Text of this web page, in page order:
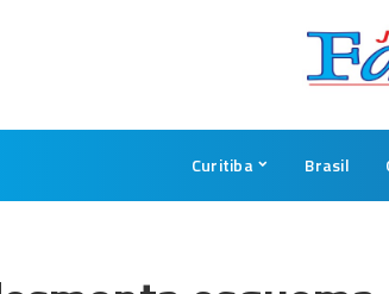
Curitiba Brasil